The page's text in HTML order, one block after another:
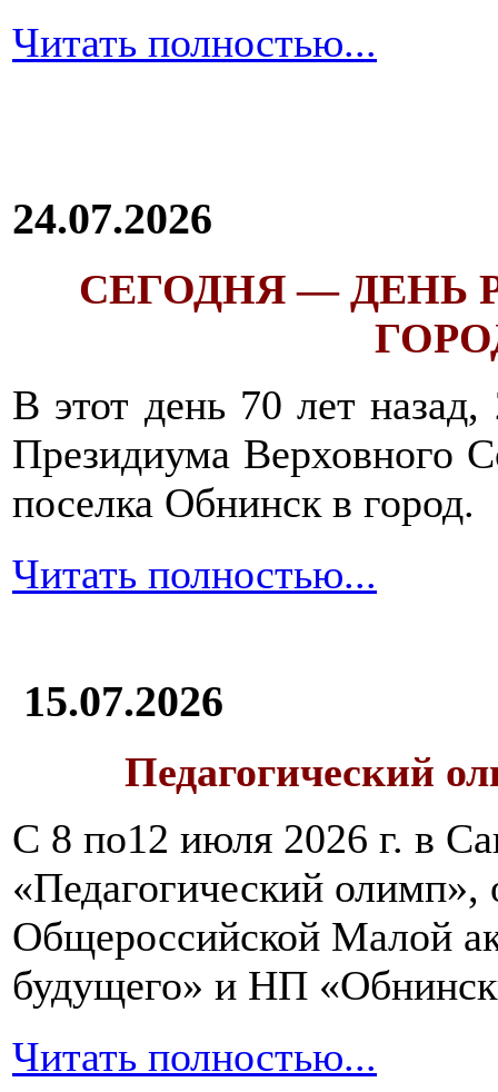
Читать полностью...
24.07.2026
СЕГОДНЯ — ДЕНЬ
В этот день 70 лет
Президиума Верховного
поселка Обнинск в город.
Читать полностью...
15.07.2026
Педагогический
С 8 по12 июля 2026 г. в
«Педагогический олимп»,
Общероссийской Малой
будущего» и НП
Читать полностью...